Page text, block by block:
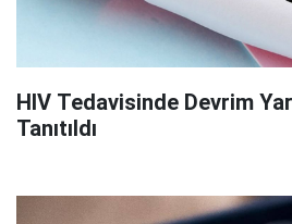
HIV Tedavisinde Devrim
Tanıtıldı